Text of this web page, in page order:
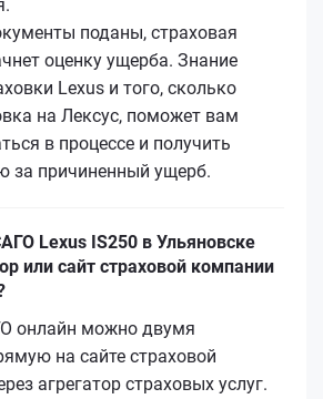
поданы, страховая
оценку ущерба. Знание
Lexus и того, сколько
на Лексус, поможет вам
в процессе и получить
за причиненный ущерб.
Lexus IS250 в Ульяновске
или сайт страховой компании
онлайн можно двумя
на сайте страховой
агрегатор страховых услуг.